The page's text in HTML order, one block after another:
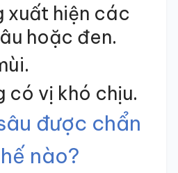
xuất hiện các
hoặc đen.
có vị khó chịu.
được chẩn
nào?